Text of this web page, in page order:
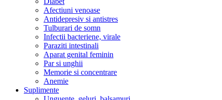
Afectiuni venoase
Antidepresiv si antistres
Tulburari de somn
Infectii bacteriene, virale
Paraziti intestinali
Aparat genital feminin
Par si unghii
Memorie si concentrare
Anemie
Suplimente